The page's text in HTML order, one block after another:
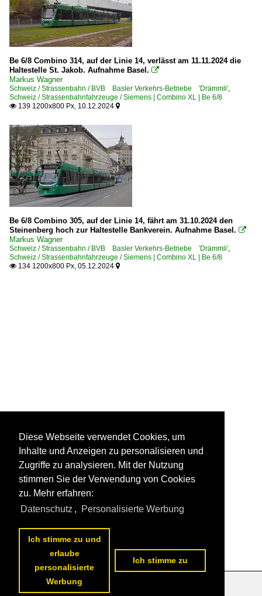
Be 6/8 Combino 314, auf der Linie 14, verlässt am 11.11.2024 die
Haltestelle St. Jakob. Aufnahme Basel. 
Markus Wagner
Schweiz / Strassenbahn / BVB Basler Verkehrs-Betriebe 'Drämmli',
Schweiz / Strassenbahnfahrzeuge / Siemens | Combino XL | Be 6/8
 139 1200x800 Px, 10.12.2024 
Be 6/8 Combino 305, auf der Linie 14, fährt am 31.10.2024 den
Steinenberg hoch zur Haltestelle Bankverein. Aufnahme Basel. 
Markus Wagner
Schweiz / Strassenbahn / BVB Basler Verkehrs-Betriebe 'Drämmli',
Schweiz / Strassenbahnfahrzeuge / Siemens | Combino XL | Be 6/8
 134 1200x800 Px, 05.12.2024 
Datenschutzerklärung
Diese Webseite verwendet Cookies, um
Inhalte und Anzeigen zu personalisieren und
Zugriffe zu analysieren. Mit der Nutzung
stimmen Sie der Verwendung von Cookies
zu. Mehr erfahren:
Datenschutz , Personalisierte Werbung
Ich stimme zu und
erlaube
personalisierte
Werbung
Ich stimme zu